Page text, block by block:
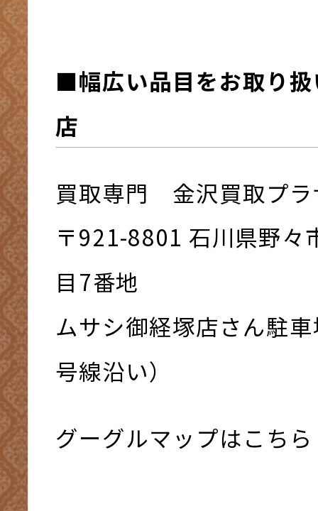
■幅広い品目をお取り
店
買取専門 金沢買取プラ
〒921-8801 ⽯川県野々
⽬7番地
ムサシ御経塚店さん駐
号線沿い）
グーグルマップはこちら